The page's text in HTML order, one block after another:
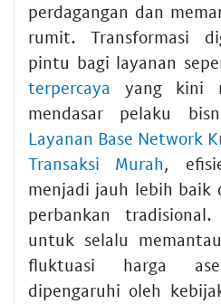
perdagangan dan
rumit. Transformasi
pintu bagi layanan
terpercaya yang kini
mendasar pelaku
Layanan Base Network
Transaksi Murah,
menjadi jauh lebih baik
perbankan
untuk selalu memantau
fluktuasi harga
dipengaruhi oleh